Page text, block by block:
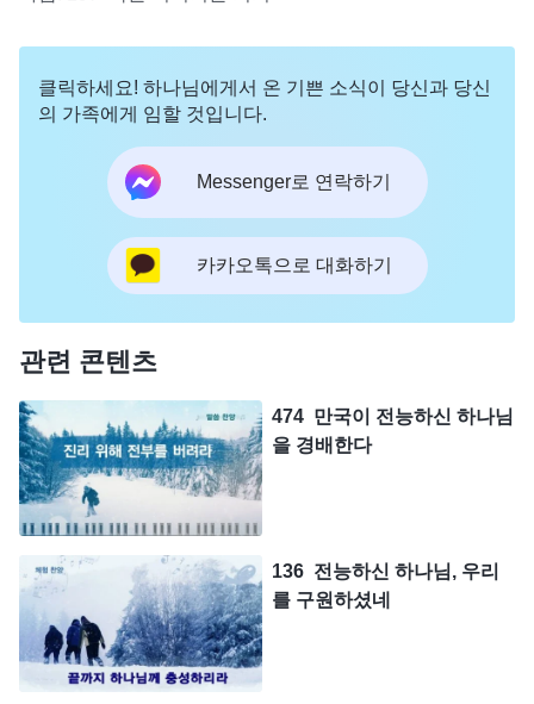
클릭하세요! 하나님에게서 온 기쁜 소식이 당신과 당신
의 가족에게 임할 것입니다.
Messenger로 연락하기
카카오톡으로 대화하기
관련 콘텐츠
474 만국이 전능하신 하나님
을 경배한다
136 전능하신 하나님, 우리
를 구원하셨네